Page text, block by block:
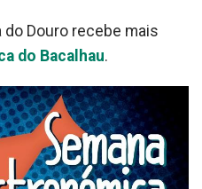
do Douro recebe mais
do Bacalhau.